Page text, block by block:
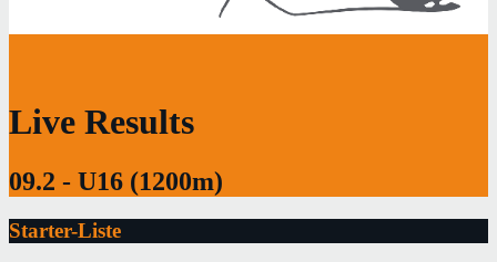
Live Results
09.2 - U16 (1200m)
Starter-Liste